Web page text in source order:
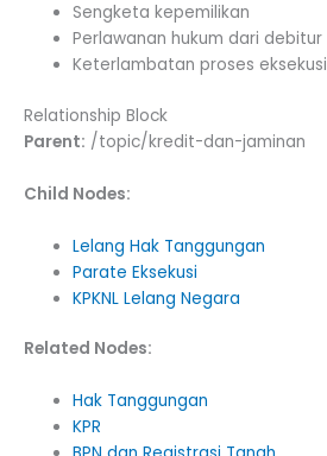
Sengketa kepemilikan
Perlawanan hukum dari debitur
Keterlambatan proses eksekusi
Relationship Block
Parent: /topic/kredit-dan-jaminan
Child Nodes:
Lelang Hak Tanggungan
Parate Eksekusi
KPKNL Lelang Negara
Related Nodes:
Hak Tanggungan
KPR